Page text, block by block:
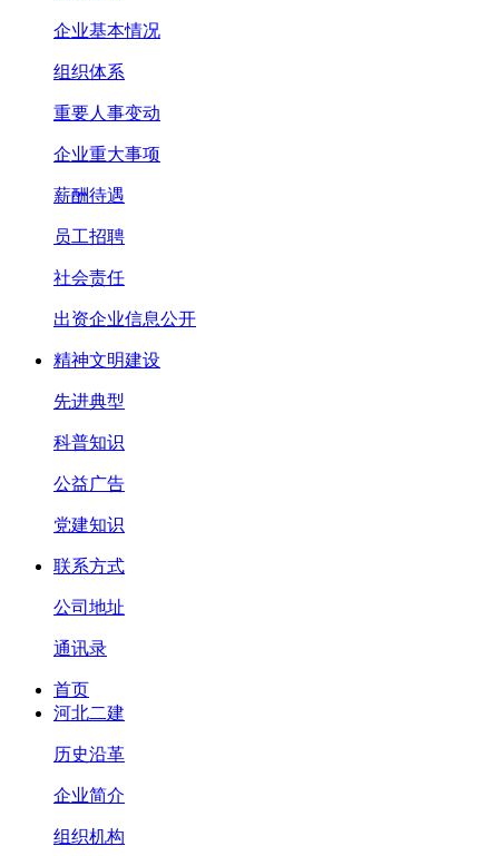
企业基本情况
组织体系
重要人事变动
企业重大事项
薪酬待遇
员工招聘
社会责任
出资企业信息公开
精神文明建设
先进典型
科普知识
公益广告
党建知识
联系方式
公司地址
通讯录
首页
河北二建
历史沿革
企业简介
组织机构